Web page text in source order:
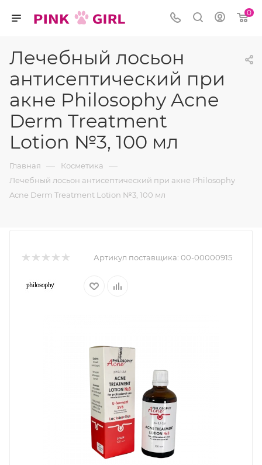
0
Лечебный лосьон
антисептический при
акне Philosophy Acne
Derm Treatment
Lotion №3, 100 мл
Главная — Косметика —
Лечебный лосьон антисептический при акне Philosophy
Acne Derm Treatment Lotion №3, 100 мл
Артикул поставщика: 00-00000915